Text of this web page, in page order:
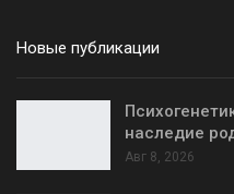
Новые публикации
наследие
Авг 8, 2026